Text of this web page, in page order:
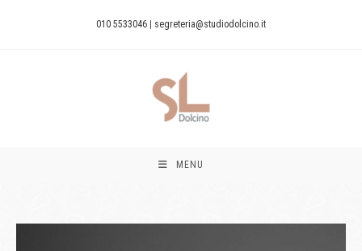
010 5533046 segreteria@studiodolcino.it
MENU